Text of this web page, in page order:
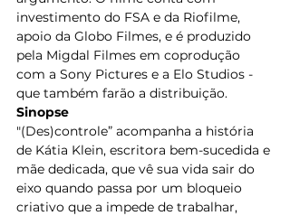
investimento do FSA e da Riofilme,
apoio da Globo Filmes, e é produzido
pela Migdal Filmes em coprodução
com a Sony Pictures e a Elo Studios -
que também farão a distribuição.
Sinopse
"(Des)controle” acompanha a história
de Kátia Klein, escritora bem-sucedida e
mãe dedicada, que vê sua vida sair do
eixo quando passa por um bloqueio
criativo que a impede de trabalhar,